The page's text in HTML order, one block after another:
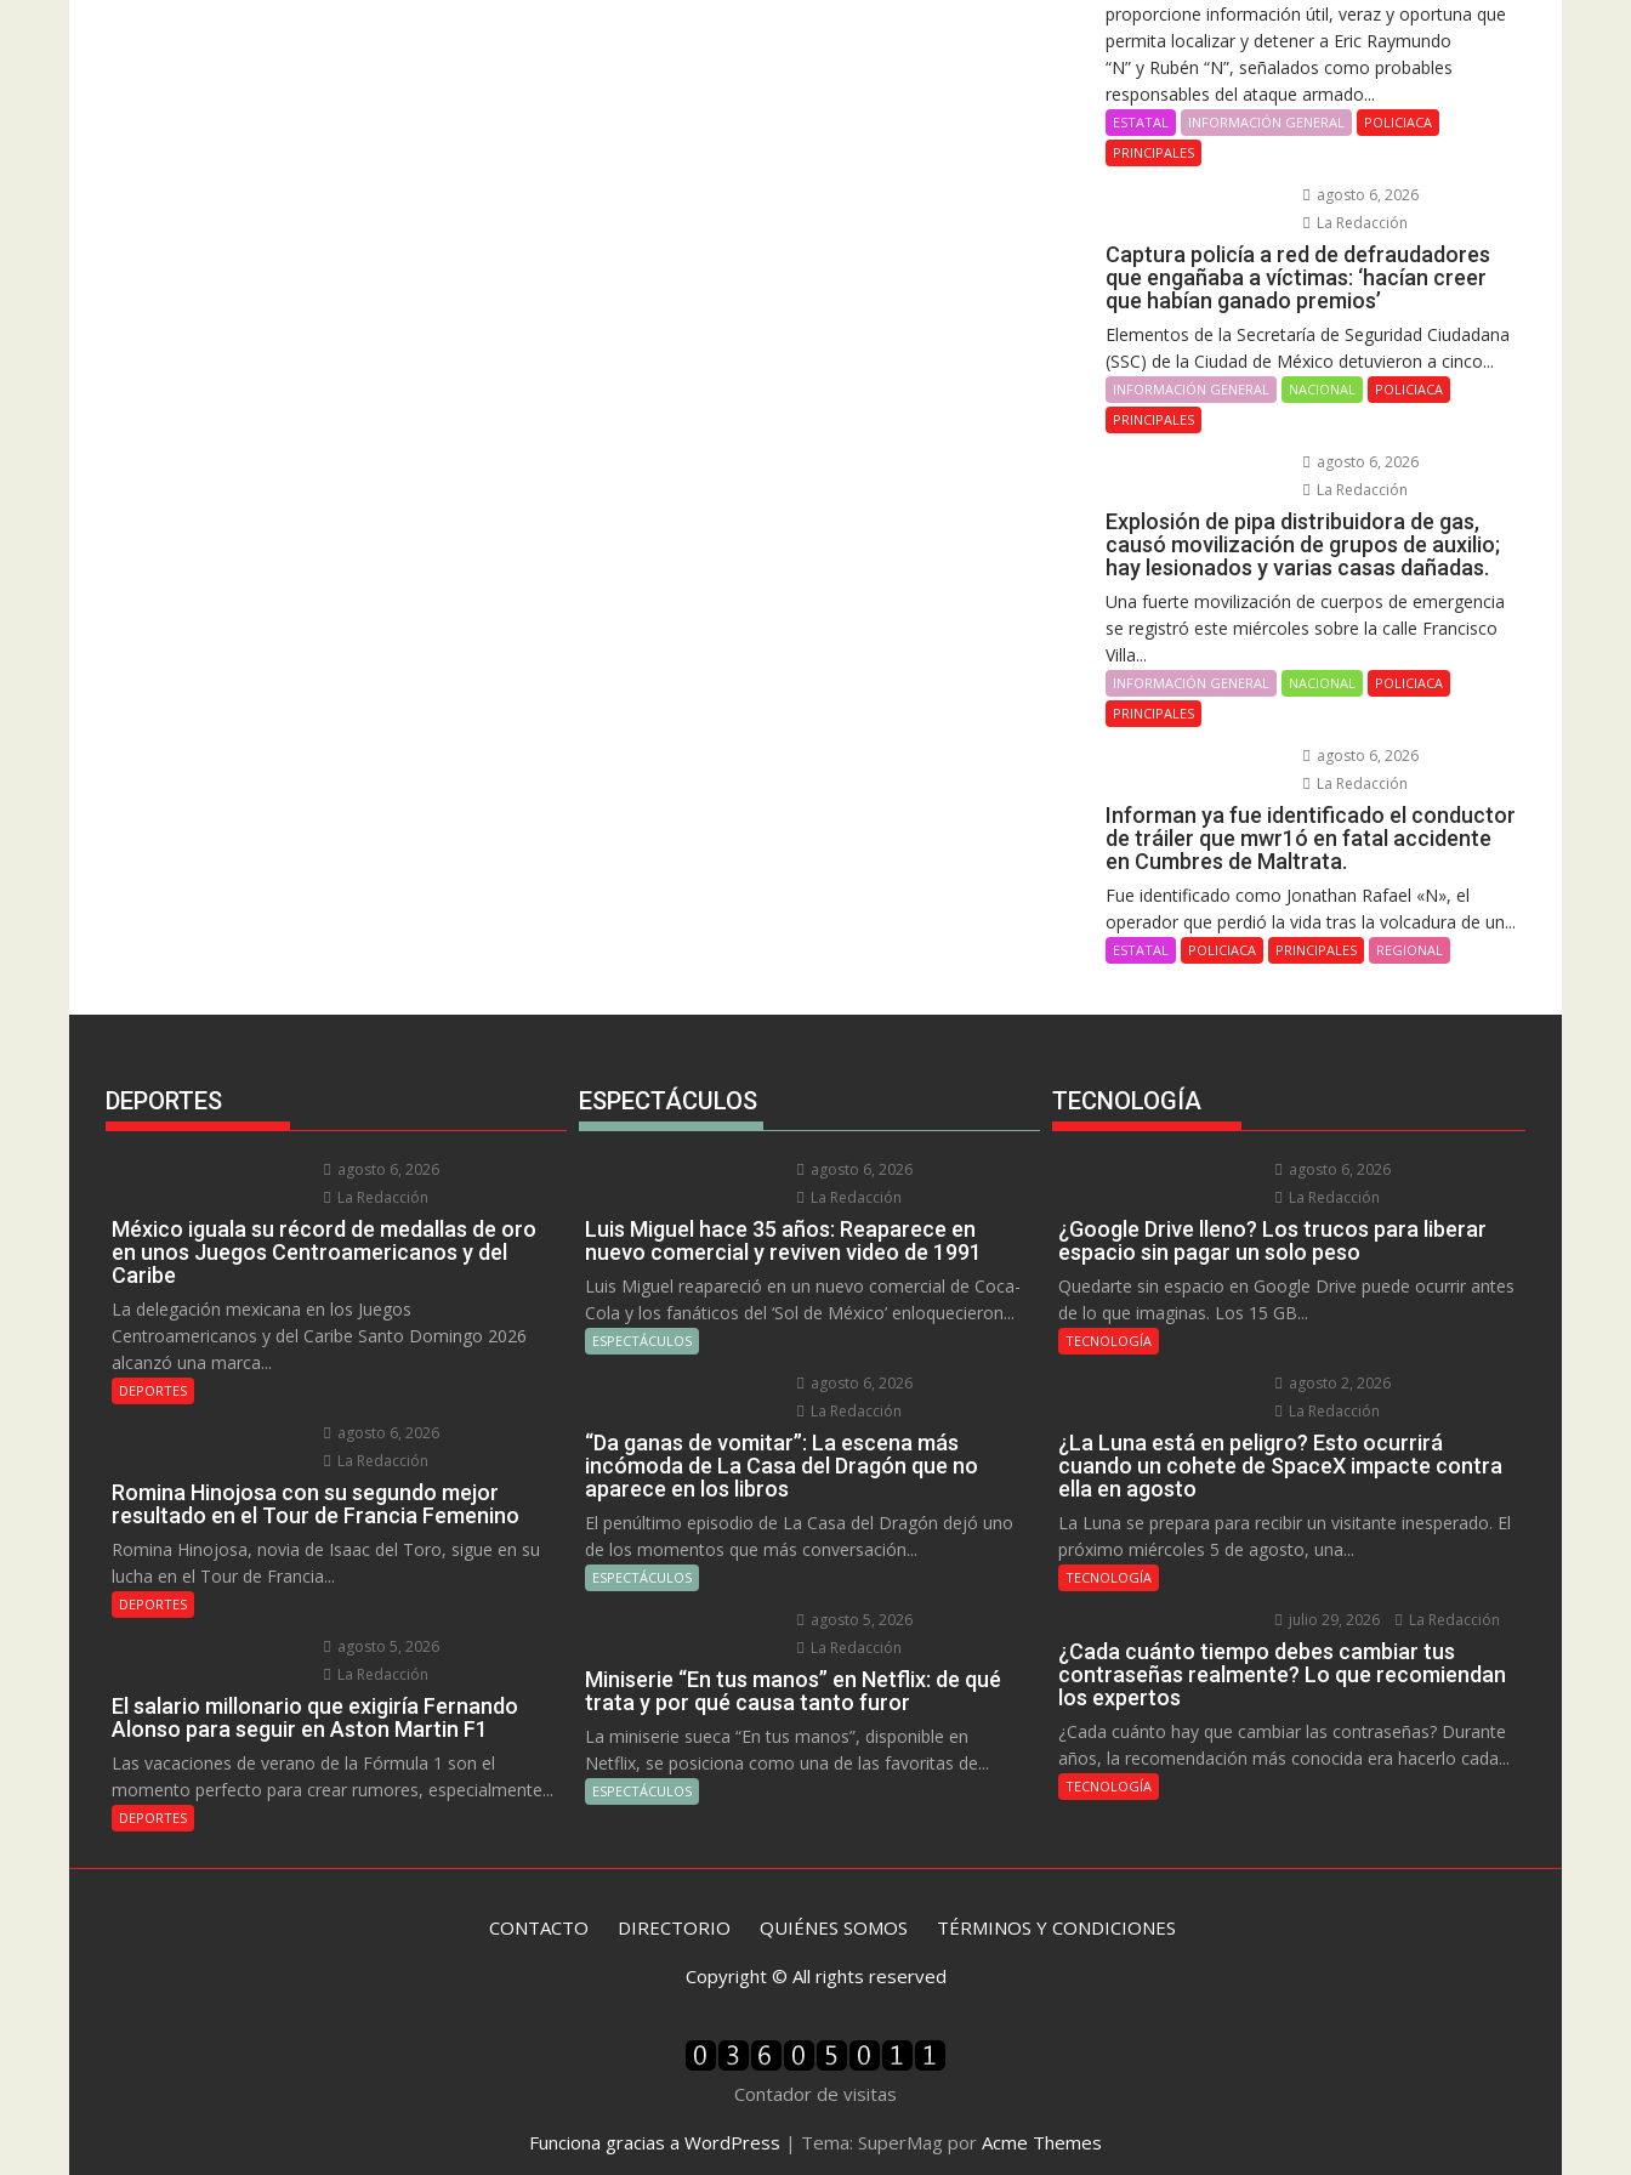
proporcione información útil, veraz y oportuna que
permita localizar y detener a Eric Raymundo
“N” y Rubén “N”, señalados como probables
responsables del ataque armado...
ESTATAL INFORMACIÓN GENERAL
POLICIACA
PRINCIPALES
agosto 6, 2026
La Redacción
Captura policía a red de defraudadores
que engañaba a víctimas: ‘hacían creer
que habían ganado premios’
Elementos de la Secretaría de Seguridad Ciudadana
(SSC) de la Ciudad de México detuvieron a cinco...
INFORMACIÓN GENERAL NACIONAL
POLICIACA
PRINCIPALES
agosto 6, 2026
La Redacción
Explosión de pipa distribuidora de gas,
causó movilización de grupos de auxilio;
hay lesionados y varias casas dañadas.
Una fuerte movilización de cuerpos de emergencia
se registró este miércoles sobre la calle Francisco
Villa...
INFORMACIÓN GENERAL NACIONAL
POLICIACA
PRINCIPALES
agosto 6, 2026
La Redacción
Informan ya fue identificado el conductor
de tráiler que mwr1ó en fatal accidente
en Cumbres de Maltrata.
Fue identificado como Jonathan Rafael «N», el
operador que perdió la vida tras la volcadura de un...
ESTATAL POLICIACA PRINCIPALES REGIONAL
DEPORTES
agosto 6, 2026
La Redacción
México iguala su récord de medallas de oro
en unos Juegos Centroamericanos y del
Caribe
La delegación mexicana en los Juegos
Centroamericanos y del Caribe Santo Domingo 2026
alcanzó una marca...
DEPORTES
agosto 6, 2026
La Redacción
Romina Hinojosa con su segundo mejor
resultado en el Tour de Francia Femenino
Romina Hinojosa, novia de Isaac del Toro, sigue en su
lucha en el Tour de Francia...
DEPORTES
agosto 5, 2026
La Redacción
El salario millonario que exigiría Fernando
Alonso para seguir en Aston Martin F1
Las vacaciones de verano de la Fórmula 1 son el
momento perfecto para crear rumores, especialmente...
DEPORTES
ESPECTÁCULOS
agosto 6, 2026
La Redacción
Luis Miguel hace 35 años: Reaparece en
nuevo comercial y reviven video de 1991
Luis Miguel reapareció en un nuevo comercial de Coca-
Cola y los fanáticos del ‘Sol de México’ enloquecieron...
ESPECTÁCULOS
agosto 6, 2026
La Redacción
“Da ganas de vomitar”: La escena más
incómoda de La Casa del Dragón que no
aparece en los libros
El penúltimo episodio de La Casa del Dragón dejó uno
de los momentos que más conversación...
ESPECTÁCULOS
agosto 5, 2026
La Redacción
Miniserie “En tus manos” en Netflix: de qué
trata y por qué causa tanto furor
La miniserie sueca “En tus manos”, disponible en
Netflix, se posiciona como una de las favoritas de...
ESPECTÁCULOS
TECNOLOGÍA
agosto 6, 2026
La Redacción
¿Google Drive lleno? Los trucos para liberar
espacio sin pagar un solo peso
Quedarte sin espacio en Google Drive puede ocurrir antes
de lo que imaginas. Los 15 GB...
TECNOLOGÍA
agosto 2, 2026
La Redacción
¿La Luna está en peligro? Esto ocurrirá
cuando un cohete de SpaceX impacte contra
ella en agosto
La Luna se prepara para recibir un visitante inesperado. El
próximo miércoles 5 de agosto, una...
TECNOLOGÍA
julio 29, 2026 La Redacción
¿Cada cuánto tiempo debes cambiar tus
contraseñas realmente? Lo que recomiendan
los expertos
¿Cada cuánto hay que cambiar las contraseñas? Durante
años, la recomendación más conocida era hacerlo cada...
TECNOLOGÍA
CONTACTO DIRECTORIO QUIÉNES SOMOS TÉRMINOS Y CONDICIONES
Copyright © All rights reserved
Contador de visitas
Funciona gracias a WordPress | Tema: SuperMag por Acme Themes